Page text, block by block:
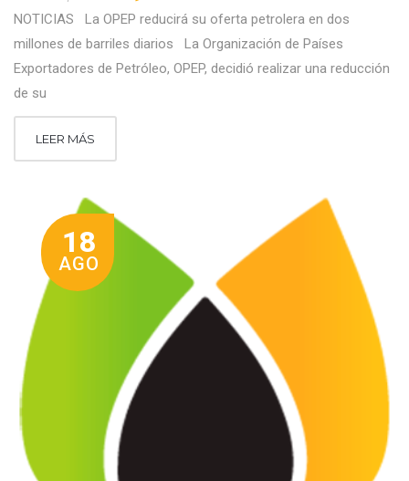
NOTICIAS La OPEP reducirá su oferta petrolera en dos
millones de barriles diarios La Organización de Países
Exportadores de Petróleo, OPEP, decidió realizar una reducción
de su
LEER MÁS
18
AGO